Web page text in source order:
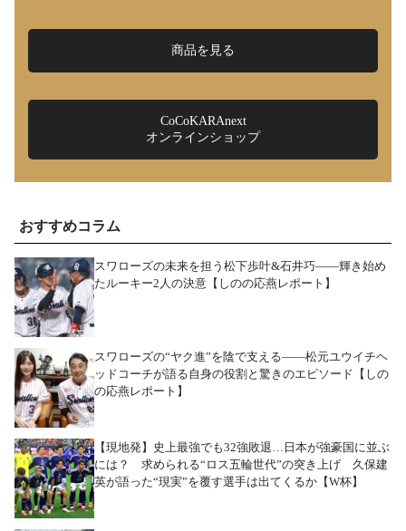
商品を見る
CoCoKARAnext
オンラインショップ
おすすめコラム
スワローズの未来を担う松下歩叶&石井巧――輝き始め
たルーキー2人の決意【しのの応燕レポート】
スワローズの“ヤク進”を陰で支える――松元ユウイチヘ
ッドコーチが語る自身の役割と驚きのエピソード【しの
の応燕レポート】
【現地発】史上最強でも32強敗退…日本が強豪国に並ぶ
には？ 求められる“ロス五輪世代”の突き上げ 久保建
英が語った“現実”を覆す選手は出てくるか【W杯】